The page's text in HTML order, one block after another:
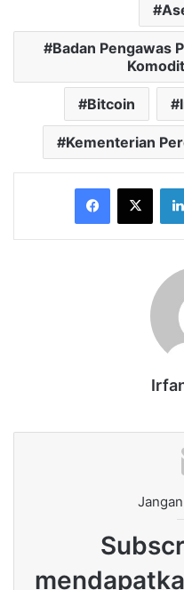
Badan Pengawas
Bitcoin
Kementerian
Facebook
X